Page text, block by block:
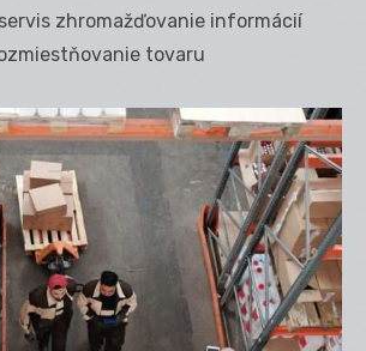
zhromažďovanie informácií
tovaru